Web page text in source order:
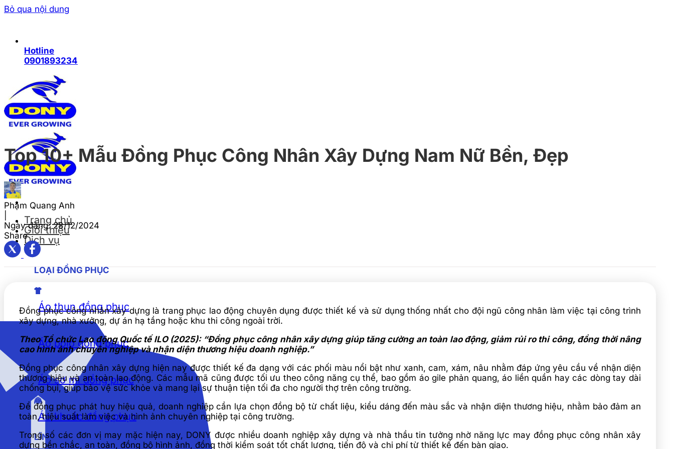
Bỏ qua nội dung
Hotline
0901893234
Trang chủ
Giới thiệu
Dịch vụ
LOẠI ĐỒNG PHỤC
Áo thun đồng phục
Áo polo đồng phục
Áo sơ mi đồng phục
Áo khoác đồng phục
LĨNH VỰC
Top 10+ Mẫu Đồng Phục Công Nhân Xây Dựng Nam Nữ Bền, Đẹp
Phạm Quang Anh
Ngày đăng:28/12/2024
Share
Đồng phục công nhân xây dựng là trang phục lao động chuyên dụng được thiết kế và sử dụng thống nhất cho đội ngũ công nhân làm việc tại công trình
xây dựng, nhà xưởng, dự án hạ tầng hoặc khu thi công ngoài trời.
Theo Tổ chức Lao động Quốc tế ILO (2025): “Đồng phục công nhân xây dựng giúp tăng cường an toàn lao động, giảm rủi ro thi công, đồng thời nâng
cao hình ảnh chuyên nghiệp và nhận diện thương hiệu doanh nghiệp.”
Đồng phục công nhân xây dựng hiện nay được thiết kế đa dạng với các phối màu nổi bật như xanh, cam, xám, nâu nhằm đáp ứng yêu cầu về nhận diện
thương hiệu và an toàn lao động. Các mẫu mã cũng được tối ưu theo công năng cụ thể, bao gồm áo gile phản quang, áo liền quần hay các dòng tay dài
chống bụi, giúp bảo vệ sức khỏe và mang lại sự thuận tiện tối đa cho người thợ trên công trường.
Để đồng phục phát huy hiệu quả, doanh nghiệp cần lựa chọn đồng bộ từ chất liệu, kiểu dáng đến màu sắc và nhận diện thương hiệu, nhằm bảo đảm an
toàn, hiệu suất làm việc và hình ảnh chuyên nghiệp tại công trường.
Trong số các đơn vị may mặc hiện nay, DONY được nhiều doanh nghiệp xây dựng và nhà thầu tin tưởng nhờ năng lực may đồng phục công nhân xây
dựng bền chắc, an toàn, đồng bộ hình ảnh, đồng thời kiểm soát tốt chất lượng, tiến độ và chi phí từ thiết kế đến bàn giao.